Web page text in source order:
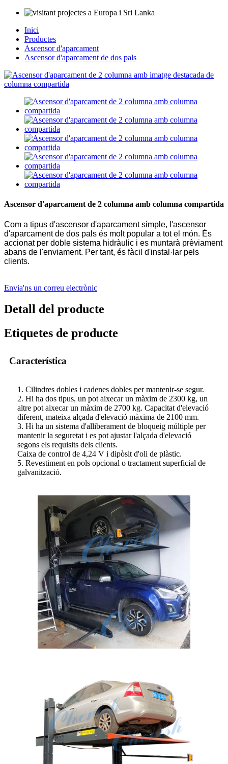
Inici
Productes
Ascensor d'aparcament
Ascensor d'aparcament de dos pals
Ascensor d'aparcament de 2 columna amb columna compartida
Com a tipus d'ascensor d'aparcament simple, l'ascensor
d'aparcament de dos pals és molt popular a tot el món. És
accionat per doble sistema hidràulic i es muntarà prèviament
abans de l'enviament. Per tant, és fàcil d'instal·lar pels
clients.
Envia'ns un correu electrònic
Detall del producte
Etiquetes de producte
Característica
1. Cilindres dobles i cadenes dobles per mantenir-se segur.
2. Hi ha dos tipus, un pot aixecar un màxim de 2300 kg, un
altre pot aixecar un màxim de 2700 kg. Capacitat d'elevació
diferent, mateixa alçada d'elevació màxima de 2100 mm.
3. Hi ha un sistema d'alliberament de bloqueig múltiple per
mantenir la seguretat i es pot ajustar l'alçada d'elevació
segons els requisits dels clients.
Caixa de control de 4,24 V i dipòsit d'oli de plàstic.
5. Revestiment en pols opcional o tractament superficial de
galvanització.